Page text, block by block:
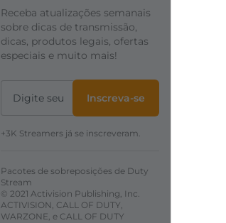
Receba atualizações semanais
sobre dicas de transmissão,
dicas, produtos legais, ofertas
especiais e muito mais!
Inscreva-se
+3K Streamers já se inscreveram.
Pacotes de sobreposições de Duty
Stream
© 2021 Activision Publishing, Inc.
ACTIVISION, CALL OF DUTY,
WARZONE, e CALL OF DUTY